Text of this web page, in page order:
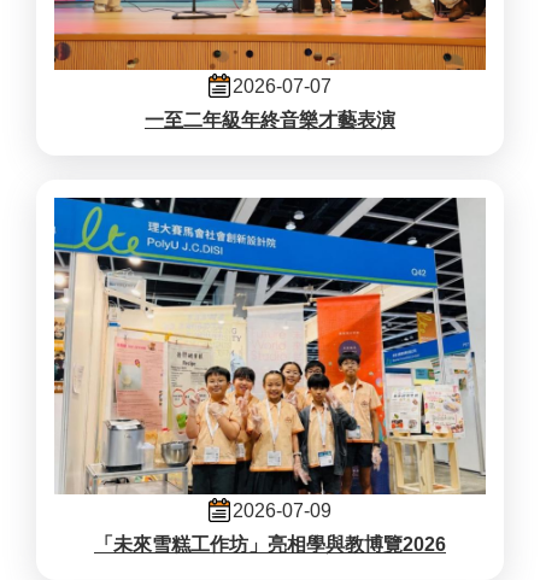
2026-07-07
一至二年級年終音樂才藝表演
2026-07-09
「未來雪糕工作坊」亮相學與教博覽2026